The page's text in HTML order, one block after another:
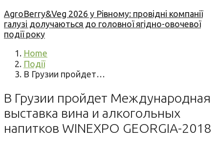
AgroBerry&Veg 2026 у Рівному: провідні компанії
галузі долучаються до головної ягідно-овочевої
події року
Home
Події
В Грузии пройдет…
В Грузии пройдет Международная
выставка вина и алкогольных
напитков WINEXPO GEORGIA-2018